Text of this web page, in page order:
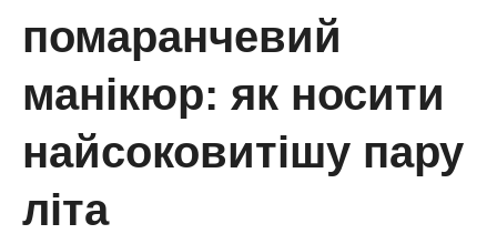
помаранчевий
манікюр: як носити
найсоковитішу пару
літа